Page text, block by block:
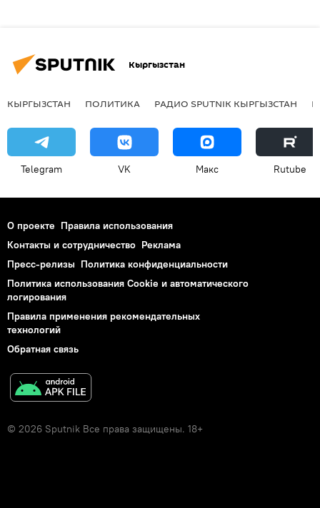
Кыргызстан
КЫРГЫЗСТАН ПОЛИТИКА РАДИО SPUTNIK КЫРГЫЗСТАН
Telegram VK Макс Rutube
О проекте Правила использования
Контакты и сотрудничество Реклама
Пресс-релизы Политика конфиденциальности
Политика использования Cookie и автоматического
логирования
Правила применения рекомендательных
технологий
Обратная связь
© 2026 Sputnik Все права защищены. 18+